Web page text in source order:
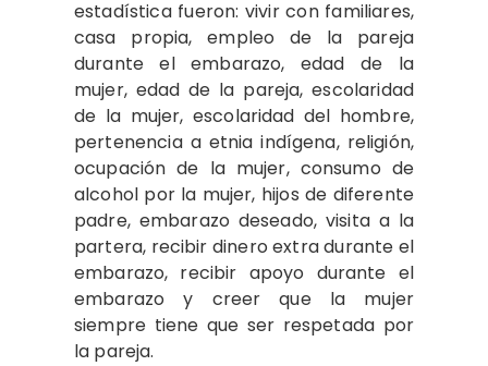
estadística fueron: vivir con familiares,
casa propia, empleo de la pareja
durante el embarazo, edad de la
mujer, edad de la pareja, escolaridad
de la mujer, escolaridad del hombre,
pertenencia a etnia indígena, religión,
ocupación de la mujer, consumo de
alcohol por la mujer, hijos de diferente
padre, embarazo deseado, visita a la
partera, recibir dinero extra durante el
embarazo, recibir apoyo durante el
embarazo y creer que la mujer
siempre tiene que ser respetada por
la pareja.